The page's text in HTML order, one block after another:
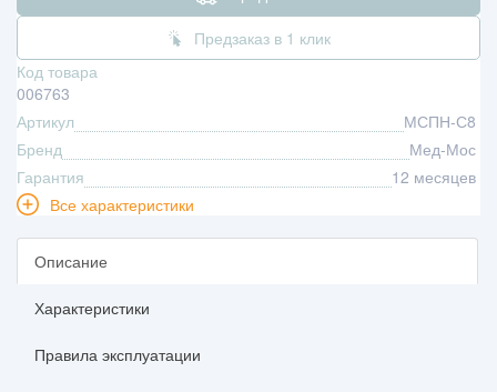
Предзаказ в 1 клик
Код товара
006763
Артикул
МСПН-С8
Бренд
Мед-Мос
Гарантия
12 месяцев
Все характеристики
Описание
Характеристики
Правила эксплуатации